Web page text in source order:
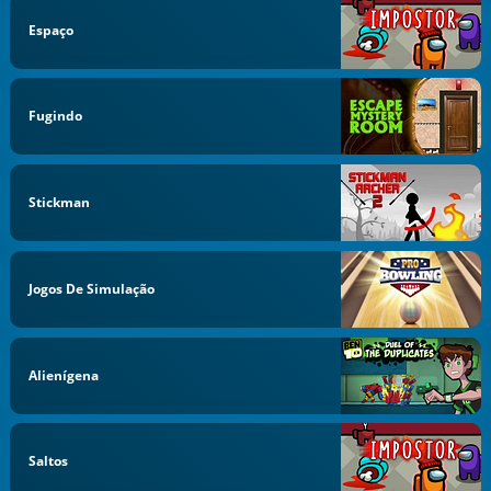
Espaço
Fugindo
Stickman
Jogos De Simulação
Alienígena
Saltos